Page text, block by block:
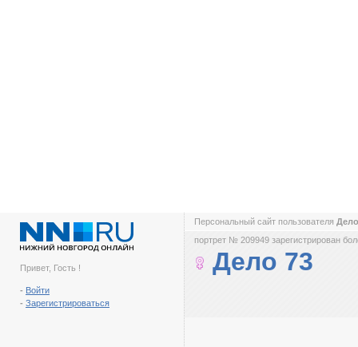
Привет, Гость !
- Войти
- Зарегистрироваться
Персональный сайт пользователя
портрет № 209949 зарегистрирован
Дело 73